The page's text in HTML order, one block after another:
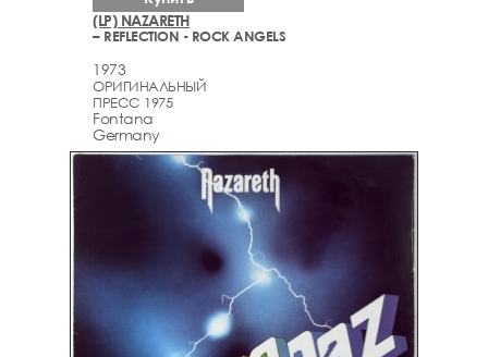
(LP) NAZARETH
– REFLECTION - ROCK ANGELS
1973
ОРИГИНАЛЬНЫЙ
ПРЕСС 1975
Fontana
Germany